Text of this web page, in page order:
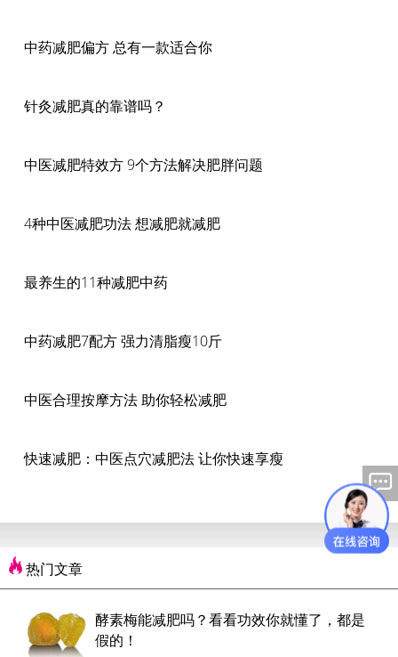
中药减肥偏方 总有一款适合你
针灸减肥真的靠谱吗？
中医减肥特效方 9个方法解决肥胖问题
4种中医减肥功法 想减肥就减肥
最养生的11种减肥中药
中药减肥7配方 强力清脂瘦10斤
中医合理按摩方法 助你轻松减肥
快速减肥：中医点穴减肥法 让你快速享瘦
热门文章
酵素梅能减肥吗？看看功效你就懂了，都是
假的！